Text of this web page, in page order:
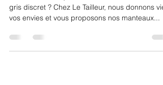
Découvrez notre collection de
manteaux sur mesure
Un camel classique ? Un blanc lumineux ? Un
gris discret ? Chez Le Tailleur, nous donnons vie